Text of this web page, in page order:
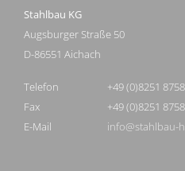
Stahlbau KG
Augsburger Straße 50
D-86551 Aichach
Telefon
Fax
E-Mail
+49 (0)8251
+49 (0)8251
info@stahlbau-